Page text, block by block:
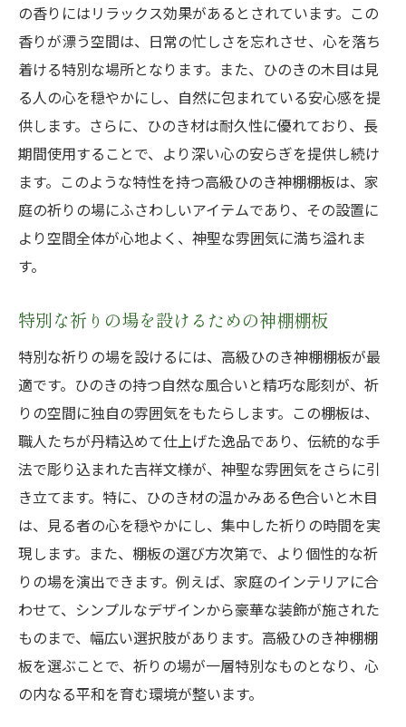
の香りにはリラックス効果があるとされています。この
香りが漂う空間は、日常の忙しさを忘れさせ、心を落ち
着ける特別な場所となります。また、ひのきの木目は見
る人の心を穏やかにし、自然に包まれている安心感を提
供します。さらに、ひのき材は耐久性に優れており、長
期間使用することで、より深い心の安らぎを提供し続け
ます。このような特性を持つ高級ひのき神棚棚板は、家
庭の祈りの場にふさわしいアイテムであり、その設置に
より空間全体が心地よく、神聖な雰囲気に満ち溢れま
す。
特別な祈りの場を設けるための神棚棚板
特別な祈りの場を設けるには、高級ひのき神棚棚板が最
適です。ひのきの持つ自然な風合いと精巧な彫刻が、祈
りの空間に独自の雰囲気をもたらします。この棚板は、
職人たちが丹精込めて仕上げた逸品であり、伝統的な手
法で彫り込まれた吉祥文様が、神聖な雰囲気をさらに引
き立てます。特に、ひのき材の温かみある色合いと木目
は、見る者の心を穏やかにし、集中した祈りの時間を実
現します。また、棚板の選び方次第で、より個性的な祈
りの場を演出できます。例えば、家庭のインテリアに合
わせて、シンプルなデザインから豪華な装飾が施された
ものまで、幅広い選択肢があります。高級ひのき神棚棚
板を選ぶことで、祈りの場が一層特別なものとなり、心
の内なる平和を育む環境が整います。